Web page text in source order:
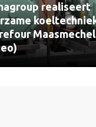
Hanab
voor Sint
(video)